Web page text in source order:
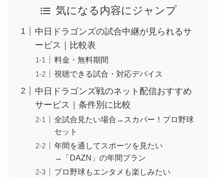
気になる内容にジャンプ
中日ドラゴンズの試合中継が見られるサ
ービス｜比較表
料金・無料期間
視聴できる試合・対応デバイス
中日ドラゴンズ戦のネット配信おすすめ
サービス｜条件別に比較
全試合見たい場合→スカパー！プロ野球
セット
年間を通してスポーツを見たい
→「DAZN」の年間プラン
プロ野球もエンタメも楽しみたい